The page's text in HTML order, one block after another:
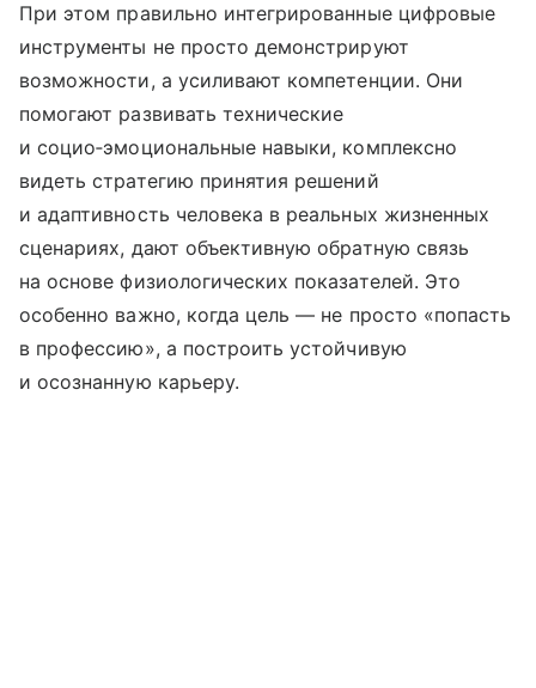
При этом правильно интегрированные цифровые
инструменты не просто демонстрируют
возможности, а усиливают компетенции. Они
помогают развивать технические
и социо‑эмоциональные навыки, комплексно
видеть стратегию принятия решений
и адаптивность человека в реальных жизненных
сценариях, дают объективную обратную связь
на основе физиологических показателей. Это
особенно важно, когда цель — не просто «попасть
в профессию», а построить устойчивую
и осознанную карьеру.